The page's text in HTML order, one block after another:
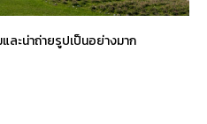
ละน่าถ่ายรูปเป็นอย่างมาก